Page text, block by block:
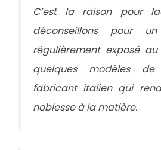
C’est la raison pour
déconseillons pour
régulièrement exposé
quelques modèles de
fabricant italien qui
noblesse à la matière.